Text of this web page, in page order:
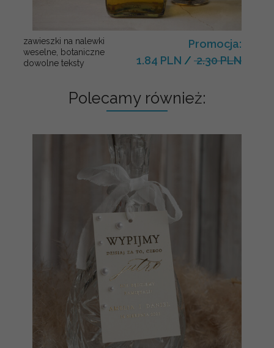
zawieszki na nalewki
weselne, botaniczne
dowolne teksty
Promocja:
1.84 PLN / 2.30 PLN
Polecamy również: